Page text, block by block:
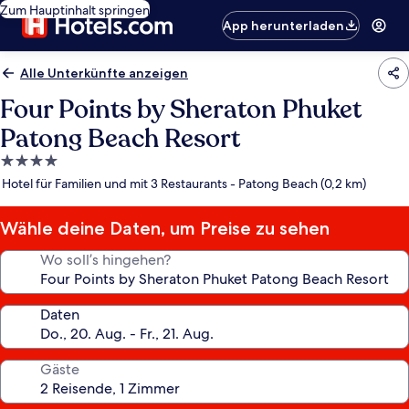
Zum Hauptinhalt springen
App herunterladen
Alle Unterkünfte anzeigen
Four Points by Sheraton Phuket
Patong Beach Resort
4.0-
Sterne-
Hotel für Familien und mit 3 Restaurants - Patong Beach (0,2 km)
Wähle deine Daten, um Preise zu sehen
Wo soll’s hingehen?
Daten
Gäste